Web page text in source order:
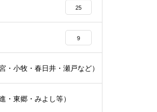
25
9
・小牧・春日井・瀬戸など）
・東郷・みよし等）